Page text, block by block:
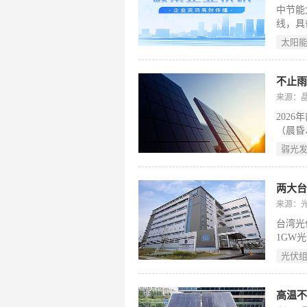
出。
中节
线，
钛矿/
标准
首家
瓦；
技型
太阳
不止
来源：
2026
（晨
益的
弱光
两大
来源：
台湾
1GW
比例
的初
光伏
高温